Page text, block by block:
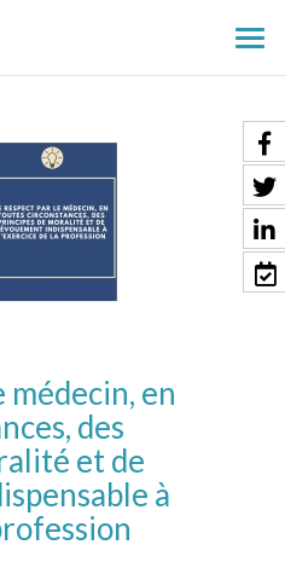
le
médecin, en
des
et de
à